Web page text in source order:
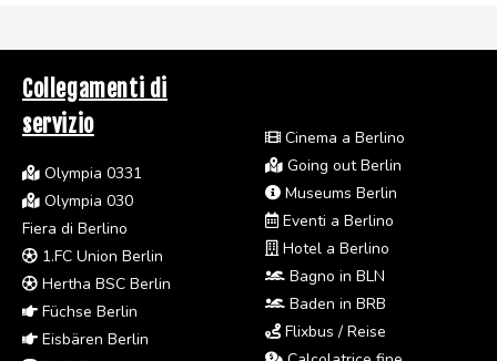
Collegamenti di
servizio
Olympia 0331
Olympia 030
Fiera di Berlino
1.FC Union Berlin
Hertha BSC Berlin
Füchse Berlin
Eisbären Berlin
Cinema a Berlino
Going out Berlin
Museums Berlin
Eventi a Berlino
Hotel a Berlino
Bagno in BLN
Baden in BRB
Flixbus / Reise